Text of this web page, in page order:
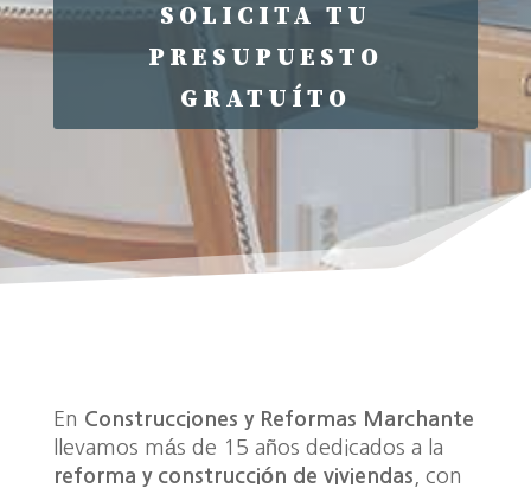
SOLICITA TU
PRESUPUESTO
GRATUÍTO
En Construcciones y Reformas Marchante
llevamos más de 15 años dedicados a la
reforma y construcción de viviendas , con